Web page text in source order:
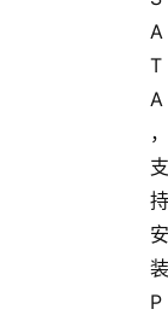
A
T
A
，
支
持
安
装
P